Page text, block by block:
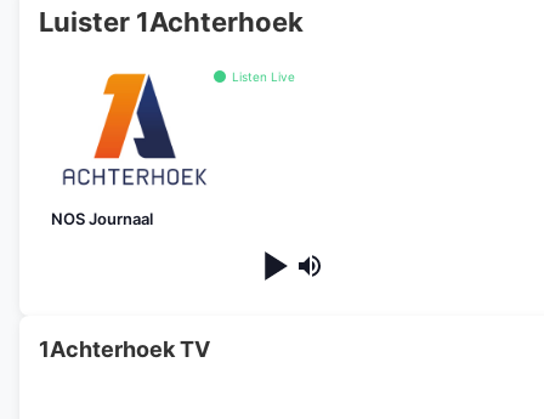
Luister 1Achterhoek
Listen Live
NOS Journaal
1Achterhoek TV